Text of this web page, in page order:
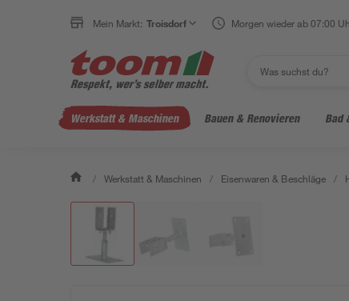
Mein Markt: Troisdorf Morgen wieder ab 07:00
Werkstatt & Maschinen Bauen & Renovieren Bad
/ Werkstatt & Maschinen / Eisenwaren & Beschläge /